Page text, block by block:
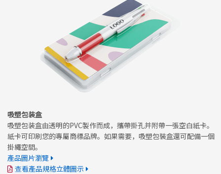
吸塑包装盒
吸塑包装盒由透明的PVC製作而成，攜帶掛孔并附帶一張空白紙卡。
紙卡可印刷您的專屬商標品牌。如果需要，吸塑包裝盒還可配備一個
掛繩空間。
產品圖片瀏覽
查看產品規格立體圖示